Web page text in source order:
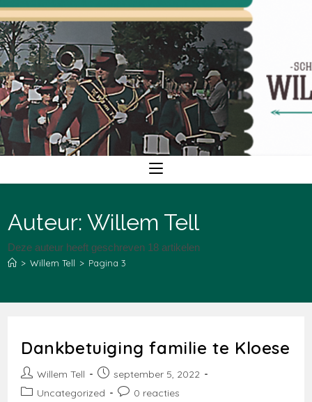
Ga
naar
inhoud
Auteur:Willem Tell
Deze auteur heeft geschreven 18 artikelen
> Willem Tell > Pagina 3
Dankbetuiging familie te Kloese
Bericht
auteur:
Willem Tell
Bericht
gepubliceerd
september 5, 2022
Berichtcategorie:
Uncategorized
Bericht0 reacties